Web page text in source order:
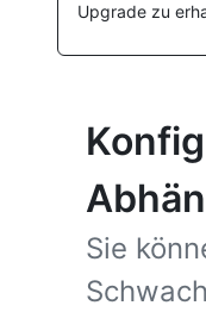
Upgrade zu
Sie